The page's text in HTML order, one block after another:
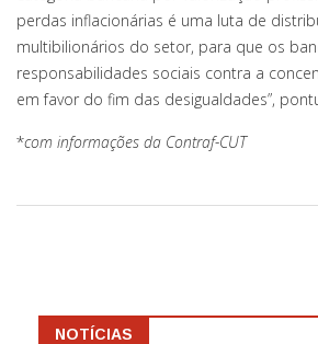
perdas inflacionárias é uma luta de
multibilionários do setor, para que os
responsabilidades sociais contra a
em favor do fim das desigualdades”,
*com informações da Contraf-CUT
NOTÍCIAS